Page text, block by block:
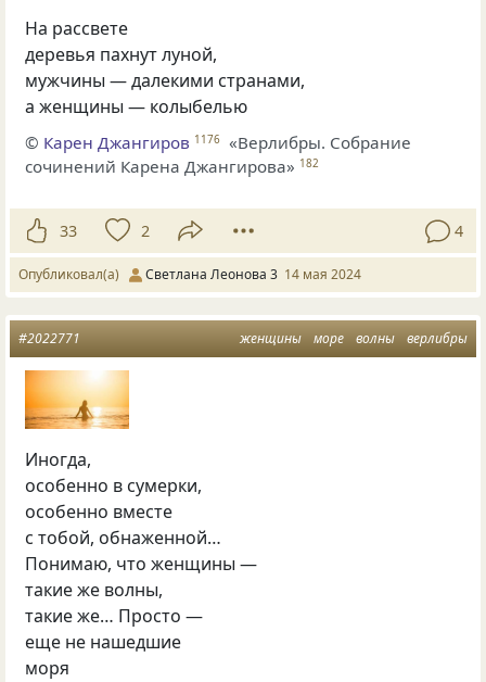
На рассвете
деревья пахнут луной,
мужчины — далекими странами,
а женщины — колыбелью
© Карен Джангиров 1176 «Верлибры. Собрание
сочинений Карена Джангирова» 182
33 2 4
Опубликовал(а) Светлана Леонова 3 14 мая 2024
женщины море волны верлибры
#2022771
Иногда,
особенно в сумерки,
особенно вместе
с тобой, обнаженной…
Понимаю, что женщины —
такие же волны,
такие же… Просто —
еще не нашедшие
моря